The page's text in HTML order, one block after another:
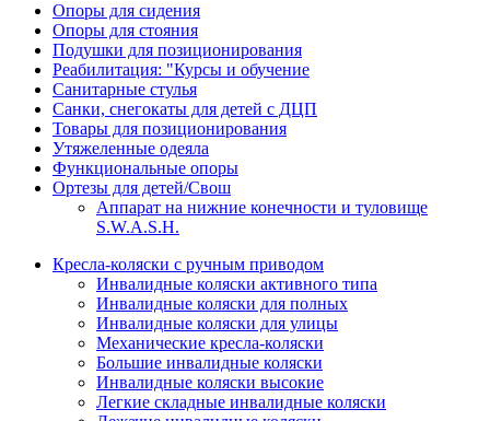
Опоры для сидения
Опоры для стояния
Подушки для позиционирования
Реабилитация: "Курсы и обучение
Санитарные стулья
Санки, снегокаты для детей с ДЦП
Товары для позиционирования
Утяжеленные одеяла
Функциональные опоры
Ортезы для детей/Свош
Аппарат на нижние конечности и туловище
S.W.A.S.H.
Кресла-коляски с ручным приводом
Инвалидные коляски активного типа
Инвалидные коляски для полных
Инвалидные коляски для улицы
Механические кресла-коляски
Большие инвалидные коляски
Инвалидные коляски высокие
Легкие складные инвалидные коляски